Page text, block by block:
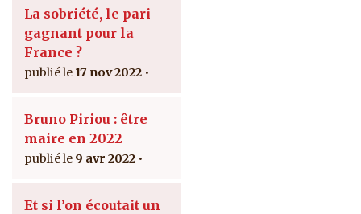
La sobriété, le pari
gagnant pour la
France ?
17 nov 2022
Bruno Piriou : être
maire en 2022
9 avr 2022
Et si l’on écoutait un